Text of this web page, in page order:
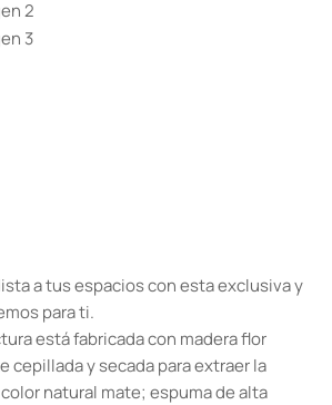
a tus espacios con esta exclusiva y
para ti.
está fabricada con madera flor
cepillada y secada para extraer la
natural mate; espuma de alta